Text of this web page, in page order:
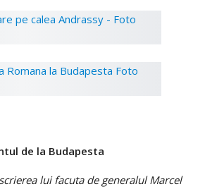
de la Budapesta
lui facuta de generalul Marcel